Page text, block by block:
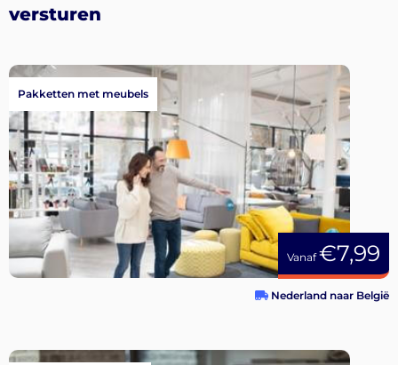
versturen
Vanaf€7,99
Pakketten met meubels
Nederland naar België